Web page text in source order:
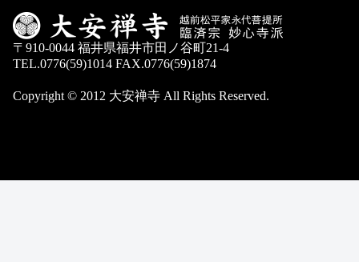
〒910-0044 福井県福井市田ノ谷町21-4
TEL.0776(59)1014 FAX.0776(59)1874
Copyright © 2012 大安禅寺 All Rights Reserved.